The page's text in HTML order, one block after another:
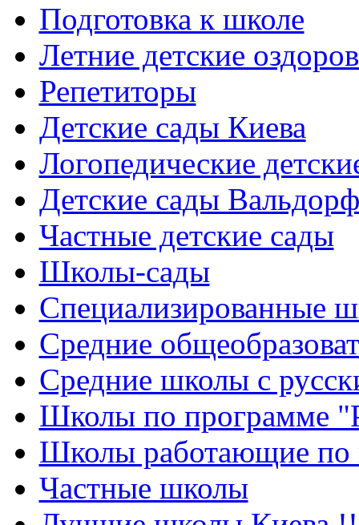
Подготовка к школе
Летние детские
Репетиторы
Детские сады Киева
Логопедические
Детские сады
Частные детские сады
Школы-сады
Cпециализированные
Cредние
Средние школы с
Школы по программе
Школы работающие по
Частные школы